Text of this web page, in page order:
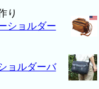
り
ショルダー
ョルダーバ